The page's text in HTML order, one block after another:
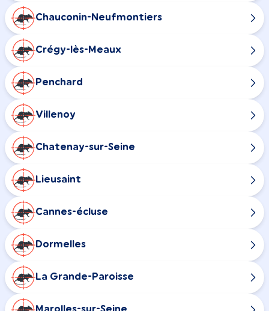
Chauconin-Neufmontiers
Crégy-lès-Meaux
Penchard
Villenoy
Chatenay-sur-Seine
Lieusaint
Cannes-écluse
Dormelles
La Grande-Paroisse